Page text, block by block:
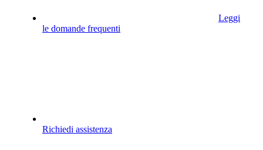
Leggi
le domande frequenti
Richiedi assistenza